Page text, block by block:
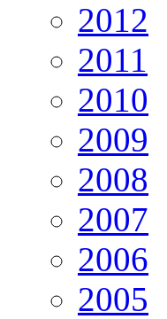
2012
2011
2010
2009
2008
2007
2006
2005